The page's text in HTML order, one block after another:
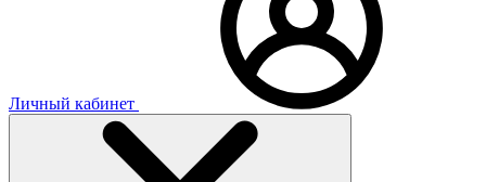
Личный кабинет